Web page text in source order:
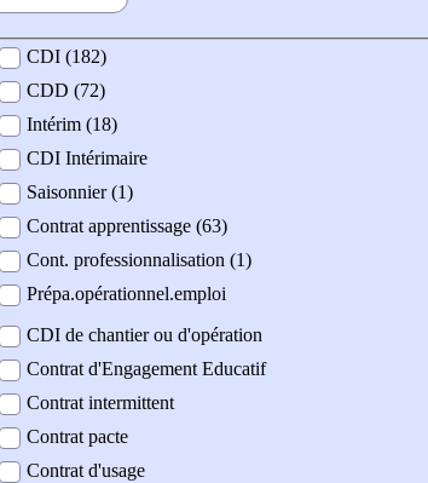
contrat
CDI (182)
CDD (72)
Intérim (18)
CDI Intérimaire
Saisonnier (1)
Contrat apprentissage (63)
Cont. professionnalisation (1)
Prépa.opérationnel.emploi
CDI de chantier ou d'opération
Contrat d'Engagement Educatif
Contrat intermittent
Contrat pacte
Contrat d'usage